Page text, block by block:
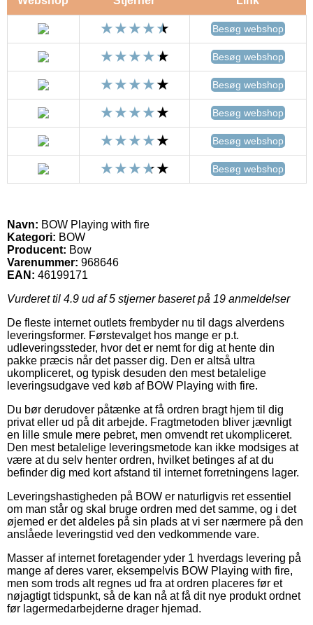
Besøg webshop
Besøg webshop
Besøg webshop
Besøg webshop
Besøg webshop
Besøg webshop
Navn: BOW Playing with fire
Kategori: BOW
Producent: Bow
Varenummer: 968646
EAN: 46199171
Vurderet til 4.9 ud af 5 stjerner baseret på 19 anmeldelser
De fleste internet outlets frembyder nu til dags alverdens
leveringsformer. Førstevalget hos mange er p.t.
udleveringssteder, hvor det er nemt for dig at hente din
pakke præcis når det passer dig. Den er altså ultra
ukompliceret, og typisk desuden den mest betalelige
leveringsudgave ved køb af BOW Playing with fire.
Du bør derudover påtænke at få ordren bragt hjem til dig
privat eller ud på dit arbejde. Fragtmetoden bliver jævnligt
en lille smule mere pebret, men omvendt ret ukompliceret.
Den mest betalelige leveringsmetode kan ikke modsiges at
være at du selv henter ordren, hvilket betinges af at du
befinder dig med kort afstand til internet forretningens lager.
Leveringshastigheden på BOW er naturligvis ret essentiel
om man står og skal bruge ordren med det samme, og i det
øjemed er det aldeles på sin plads at vi ser nærmere på den
anslåede leveringstid ved den vedkommende vare.
Masser af internet foretagender yder 1 hverdags levering på
mange af deres varer, eksempelvis BOW Playing with fire,
men som trods alt regnes ud fra at ordren placeres før et
nøjagtigt tidspunkt, så de kan nå at få dit nye produkt ordnet
før lagermedarbejderne drager hjemad.